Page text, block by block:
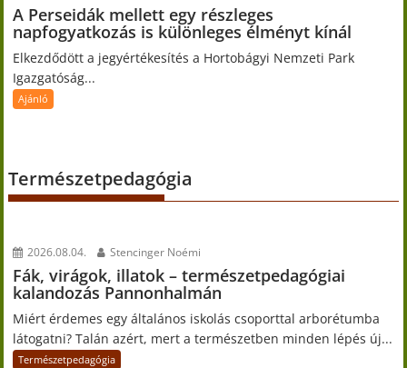
A Perseidák mellett egy részleges
napfogyatkozás is különleges élményt kínál
Elkezdődött a jegyértékesítés a Hortobágyi Nemzeti Park
Igazgatóság...
Ajánló
Természetpedagógia
2026.08.04. Stencinger Noémi
Fák, virágok, illatok – természetpedagógiai
kalandozás Pannonhalmán
Miért érdemes egy általános iskolás csoporttal arborétumba
látogatni? Talán azért, mert a természetben minden lépés új...
Természetpedagógia